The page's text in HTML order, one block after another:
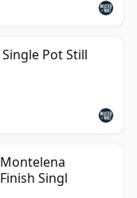
Pot Still
Singl